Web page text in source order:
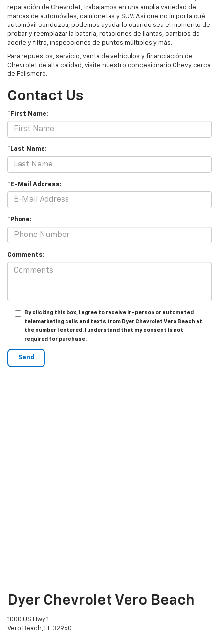
reparación de Chevrolet, trabajamos en una amplia variedad de
marcas de automóviles, camionetas y SUV. Así que no importa qué
automóvil conduzca, podemos ayudarlo cuando sea el momento de
probar y reemplazar la batería, rotaciones de llantas, cambios de
aceite y filtro, inspecciones de puntos múltiples y más.
Para repuestos, servicio, venta de vehículos y financiación de
Chevrolet de alta calidad, visite nuestro concesionario Chevy cerca
de Fellsmere.
Contact Us
*First Name:
*Last Name:
*E-Mail Address:
*Phone:
Comments:
By clicking this box, I agree to receive in-person or automated
telemarketing calls and texts from Dyer Chevrolet Vero Beach at
the number I entered. I understand that my consent is not
required for purchase.
Dyer Chevrolet Vero Beach
1000 US Hwy 1
Vero Beach, FL 32960